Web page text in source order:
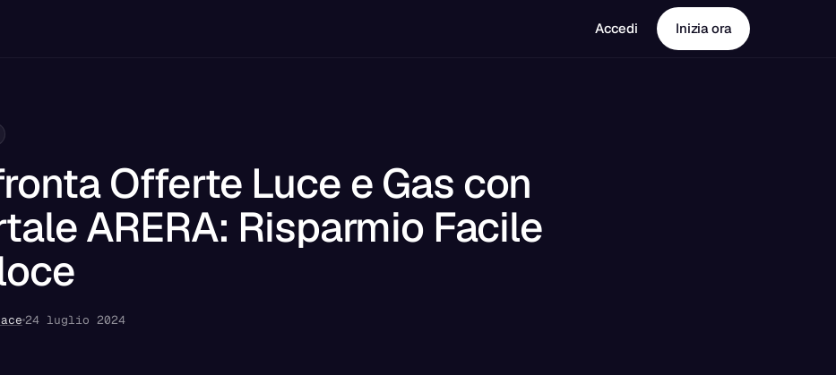
Accedi Inizia ora
Offerte Luce e Gas con
ARERA: Risparmio Facile
24 luglio 2024